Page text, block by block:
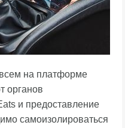
на платформе
органов
и предоставление
самоизолироваться